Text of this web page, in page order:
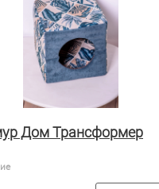
Дом Трансформер